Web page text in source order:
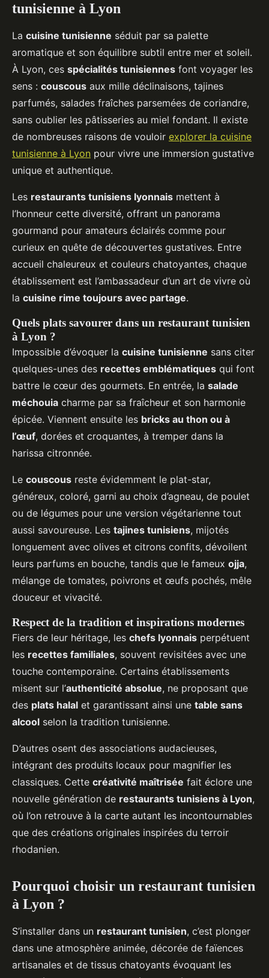
tunisienne à Lyon
La cuisine tunisienne séduit par sa palette
aromatique et son équilibre subtil entre mer et soleil.
À Lyon, ces spécialités tunisiennes font voyager les
sens : couscous aux mille déclinaisons, tajines
parfumés, salades fraîches parsemées de coriandre,
sans oublier les pâtisseries au miel fondant. Il existe
de nombreuses raisons de vouloir explorer la cuisine
tunisienne à Lyon pour vivre une immersion gustative
unique et authentique.
Les restaurants tunisiens lyonnais mettent à
l’honneur cette diversité, offrant un panorama
gourmand pour amateurs éclairés comme pour
curieux en quête de découvertes gustatives. Entre
accueil chaleureux et couleurs chatoyantes, chaque
établissement est l’ambassadeur d’un art de vivre où
la cuisine rime toujours avec partage.
Quels plats savourer dans un restaurant tunisien
à Lyon ?
Impossible d’évoquer la cuisine tunisienne sans citer
quelques-unes des recettes emblématiques qui font
battre le cœur des gourmets. En entrée, la salade
méchouia charme par sa fraîcheur et son harmonie
épicée. Viennent ensuite les bricks au thon ou à
l’œuf, dorées et croquantes, à tremper dans la
harissa citronnée.
Le couscous reste évidemment le plat-star,
généreux, coloré, garni au choix d’agneau, de poulet
ou de légumes pour une version végétarienne tout
aussi savoureuse. Les tajines tunisiens, mijotés
longuement avec olives et citrons confits, dévoilent
leurs parfums en bouche, tandis que le fameux ojja,
mélange de tomates, poivrons et œufs pochés, mêle
douceur et vivacité.
Respect de la tradition et inspirations modernes
Fiers de leur héritage, les chefs lyonnais perpétuent
les recettes familiales, souvent revisitées avec une
touche contemporaine. Certains établissements
misent sur l’authenticité absolue, ne proposant que
des plats halal et garantissant ainsi une table sans
alcool selon la tradition tunisienne.
D’autres osent des associations audacieuses,
intégrant des produits locaux pour magnifier les
classiques. Cette créativité maîtrisée fait éclore une
nouvelle génération de restaurants tunisiens à Lyon,
où l’on retrouve à la carte autant les incontournables
que des créations originales inspirées du terroir
rhodanien.
Pourquoi choisir un restaurant tunisien
à Lyon ?
S’installer dans un restaurant tunisien, c’est plonger
dans une atmosphère animée, décorée de faïences
artisanales et de tissus chatoyants évoquant les